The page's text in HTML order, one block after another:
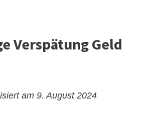
Verspätung Geld
am 9. August 2024